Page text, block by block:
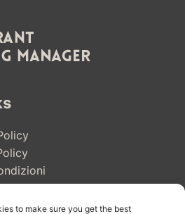
to make sure you get the best